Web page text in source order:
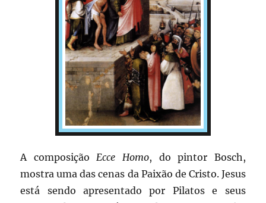
A composição Ecce Homo, do pintor Bosch,
mostra uma das cenas da Paixão de Cristo. Jesus
está sendo apresentado por Pilatos e seus